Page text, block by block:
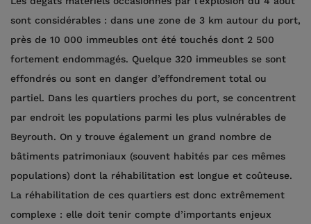
sont considérables : dans une zone de 3 km autour du port,
près de 10 000 immeubles ont été touchés dont 2 500
fortement endommagés. Quelque 320 immeubles se sont
effondrés ou sont en danger d’effondrement total ou
partiel. Dans les quartiers proches du port, se concentrent
par endroit les populations parmi les plus vulnérables de
Beyrouth. On y trouve également un grand nombre de
bâtiments patrimoniaux (souvent habités par ces mêmes
populations) dont la réhabilitation est longue et coûteuse.
La réhabilitation de ces quartiers est donc extrêmement
complexe : elle doit tenir compte d’importants enjeux